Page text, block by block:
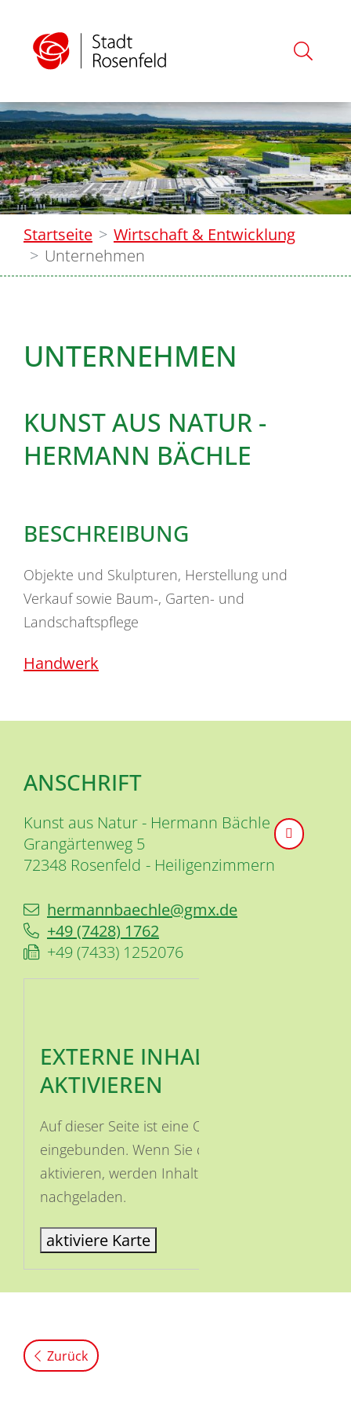
Startseite
Wirtschaft & Entwicklung
Unternehmen
UNTERNEHMEN
KUNST AUS NATUR -
HERMANN BÄCHLE
BESCHREIBUNG
Objekte und Skulpturen, Herstellung und
Verkauf sowie Baum-, Garten- und
Landschaftspflege
Handwerk
ANSCHRIFT
Kunst aus Natur - Hermann Bächle
Heiligenzimmern
Grangärtenweg 5
72348 Rosenfeld
hermannbaechle@gmx.de
+49 (7428) 1762
+49 (7433) 1252076
EXTERNE INHALTE
AKTIVIEREN
Auf dieser Seite ist eine OSM Karte
eingebunden. Wenn Sie die Karte
aktivieren, werden Inhalte von OSM
nachgeladen.
aktiviere Karte
Zurück